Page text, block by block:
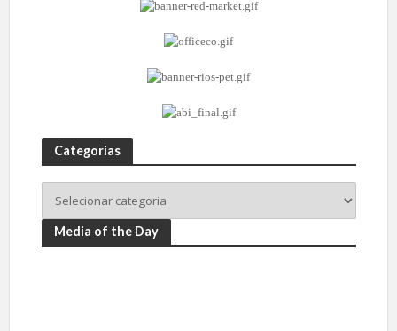
Categorias
Media of the Day